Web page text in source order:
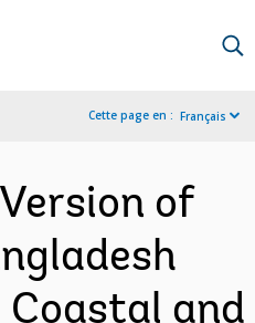
Cette page en : Français
of
and